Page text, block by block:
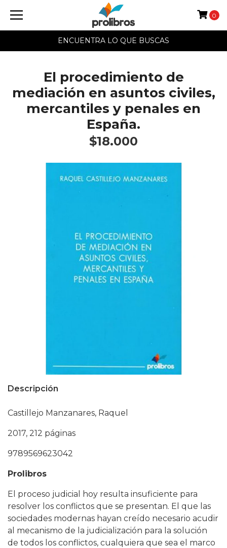
ENCUENTRA LO QUE BUSCAS
0
El procedimiento de
mediación en asuntos civiles,
mercantiles y penales en
España.
$18.000
Descripción
Castillejo Manzanares, Raquel
2017, 212 páginas
9789569623042
Prolibros
El proceso judicial hoy resulta insuficiente para
resolver los conflictos que se presentan. El que las
sociedades modernas hayan creído necesario acudir
al mecanismo de la judicialización para la solución
de todos los conflictos, cualquiera que sea el marco